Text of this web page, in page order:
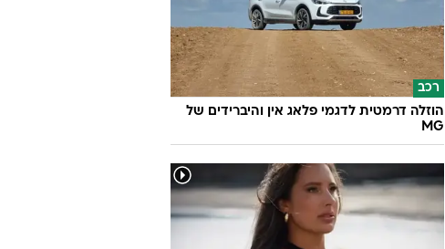
רכב
הוזלה דרמטית לדגמי פלאג אין והיברידים של
MG